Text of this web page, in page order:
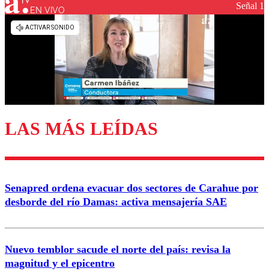
Los comentarios son moderados para garantizar un
diálogo respetuoso.
Enviar comentario
EN VIVO Señal 1
LAS MÁS LEÍDAS
Senapred ordena evacuar dos sectores de Carahue por
desborde del río Damas: activa mensajería SAE
Nuevo temblor sacude el norte del país: revisa la
magnitud y el epicentro